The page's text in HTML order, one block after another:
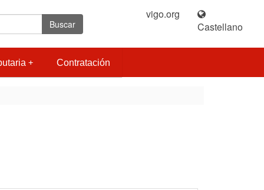
Buscar
vigo.org
Castellano
Contratación